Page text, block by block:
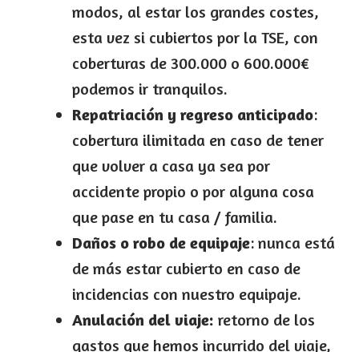
modos, al estar los grandes costes,
esta vez si cubiertos por la TSE, con
coberturas de 300.000 o 600.000€
podemos ir tranquilos.
Repatriación y regreso anticipado:
cobertura ilimitada en caso de tener
que volver a casa ya sea por
accidente propio o por alguna cosa
que pase en tu casa / familia.
Daños o robo de equipaje: nunca está
de más estar cubierto en caso de
incidencias con nuestro equipaje.
Anulación del viaje: retorno de los
gastos que hemos incurrido del viaje,